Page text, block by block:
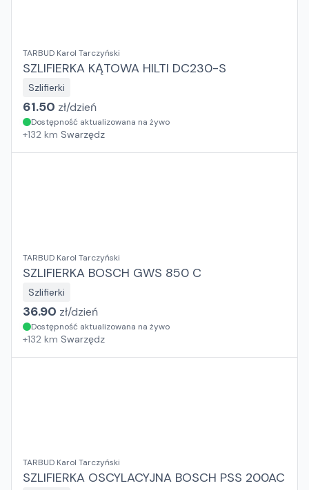
TARBUD Karol Tarczyński
SZLIFIERKA KĄTOWA HILTI DC230-S
Szlifierki
61.50 zł/dzień
Dostępność aktualizowana na żywo
+132 km Swarzędz
TARBUD Karol Tarczyński
SZLIFIERKA BOSCH GWS 850 C
Szlifierki
36.90 zł/dzień
Dostępność aktualizowana na żywo
+132 km Swarzędz
TARBUD Karol Tarczyński
SZLIFIERKA OSCYLACYJNA BOSCH PSS 200AC